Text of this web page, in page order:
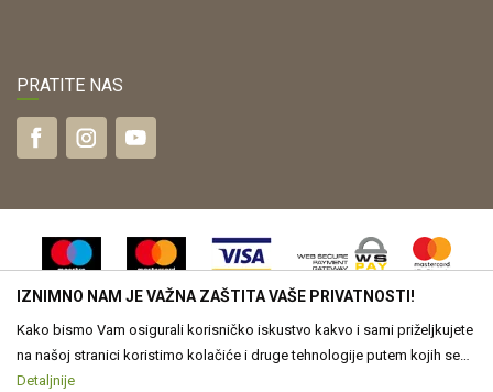
PRATITE NAS
Nastojimo biti što precizniji u opisu proizvoda, vjernom prikazu slika te
IZNIMNO NAM JE VAŽNA ZAŠTITA VAŠE PRIVATNOSTI!
Kako bismo Vam osigurali korisničko iskustvo kakvo i sami priželjkujete
na našoj stranici koristimo kolačiće i druge tehnologije putem kojih se
obrađuju Vaši osobni podaci. Voditelj obrade Vaših podataka je Drvona
Detaljnije